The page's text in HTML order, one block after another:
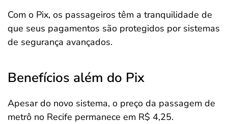
Com o Pix, os passageiros têm a tranquilidade de
que seus pagamentos são protegidos por sistemas
de segurança avançados.
Benefícios além do Pix
Apesar do novo sistema, o preço da passagem de
metrô no Recife permanece em R$ 4,25.